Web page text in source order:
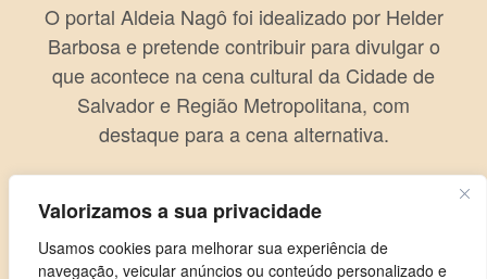
Valorizamos a sua privacidade
Usamos cookies para melhorar sua experiência de
navegação, veicular anúncios ou conteúdo personalizado e
O portal Aldeia Nagô foi idealizado por Helder
Barbosa e pretende contribuir para divulgar o
que acontece na cena cultural da Cidade de
Salvador e Região Metropolitana, com
destaque para a cena alternativa.